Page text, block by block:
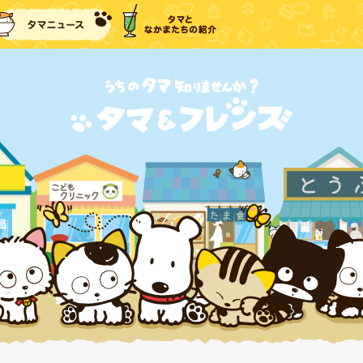
戻る タマニュース タマとなかまたちの紹介